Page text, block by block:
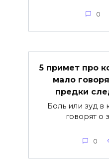
0
5 примет про
мало
предки
Боль или зуд в
говорят о
0